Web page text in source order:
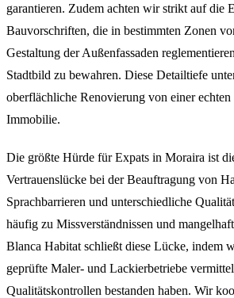
garantieren. Zudem achten wir strikt auf die
Bauvorschriften, die in bestimmten Zonen
Gestaltung der Außenfassaden
Stadtbild zu bewahren. Diese Detailtiefe
oberflächliche Renovierung von einer
Immobilie.
Die größte Hürde für Expats in Moraira ist
Vertrauenslücke bei der Beauftragung von
Sprachbarrieren und unterschiedliche
häufig zu Missverständnissen und
Blanca Habitat schließt diese Lücke, indem
geprüfte Maler- und Lackierbetriebe
Qualitätskontrollen bestanden haben. Wir